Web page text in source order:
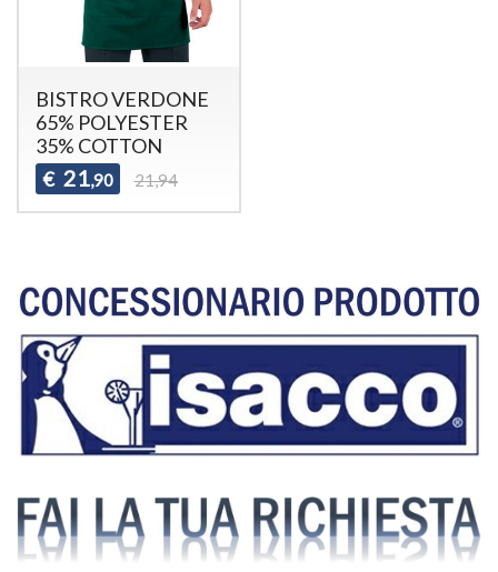
BISTRO VERDONE
65% POLYESTER
35% COTTON
€ 21,90 21,94